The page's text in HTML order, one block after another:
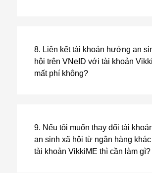
8. Liên kết tài khoản hưởng an
hội trên VNeID với tài khoản
mất phí không?
9. Nếu tôi muốn thay đổi tài
an sinh xã hội từ ngân hàng
tài khoản VikkiME thì cần làm gì?